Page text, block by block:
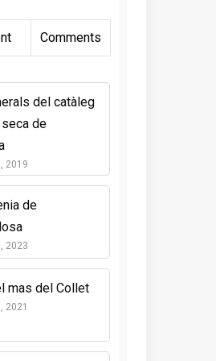
Comments
del catàleg
de
2019
de
2023
mas del Collet
2021